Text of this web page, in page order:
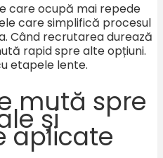
care ocupă mai repede
care simplifică procesul
Când recrutarea durează
rapid spre alte opțiuni.
etapele lente.
mută spre
și
aplicate